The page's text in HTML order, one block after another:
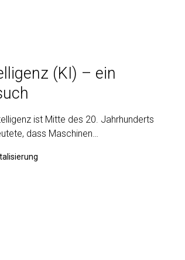
(KI) – ein
ist Mitte des 20. Jahrhunderts
dass Maschinen…